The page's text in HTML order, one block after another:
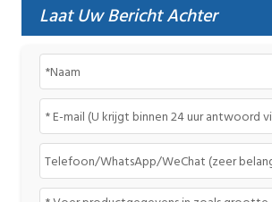
Laat Uw Bericht Achter